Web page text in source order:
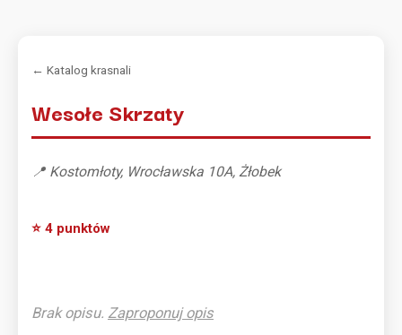
← Katalog krasnali
Wesołe Skrzaty
📍 Kostomłoty, Wrocławska 10A, Żłobek
⭐ 4 punktów
Brak opisu. Zaproponuj opis